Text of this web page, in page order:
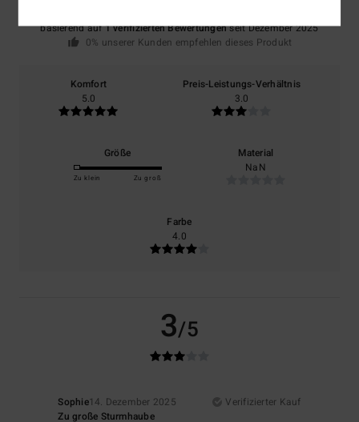
basierend auf1 verifizierten Bewertungenseit Dezember 2025
0% unserer Kunden empfehlen dieses Produkt
Komfort
5.0
Preis-Leistungs-Verhältnis
3.0
Größe
Zu klein Zu groß
Material
NaN
Farbe
4.0
3/5
Sophie14. Dezember 2025
Verifizierter Kauf
Zu große Sturmhaube